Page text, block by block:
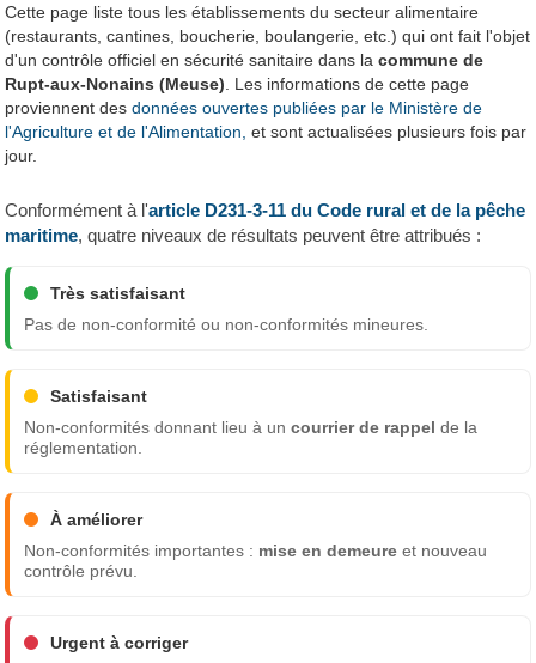
Cette page liste tous les établissements du secteur alimentaire
(restaurants, cantines, boucherie, boulangerie, etc.) qui ont fait l'objet
d'un contrôle officiel en sécurité sanitaire dans lacommune de
Rupt-aux-Nonains (Meuse) . Les informations de cette page
proviennent desdonnées ouvertes publiées par le Ministère de
l'Agriculture et de l'Alimentation, et sont actualisées plusieurs fois par
jour.
Conformément à l'article D231-3-11 du Code rural et de la pêche
maritime, quatre niveaux de résultats peuvent être attribués :
Très satisfaisant
Pas de non-conformité ou non-conformités mineures.
Satisfaisant
Non-conformités donnant lieu à uncourrier de rappel de la
réglementation.
À améliorer
Non-conformités importantes : mise en demeure et nouveau
contrôle prévu.
Urgent à corriger